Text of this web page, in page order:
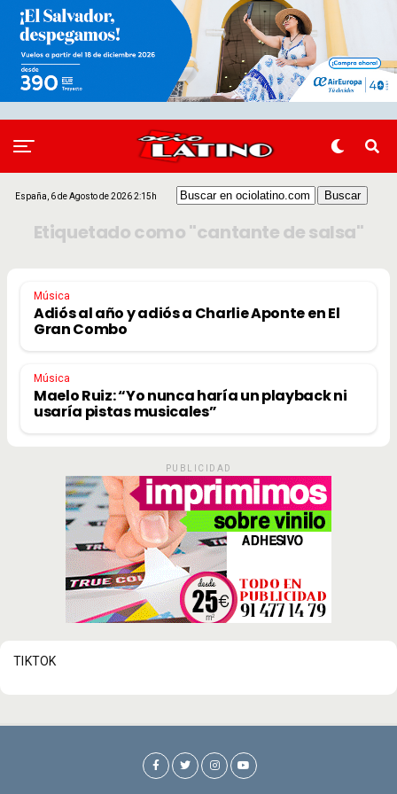
España, 6 de Agosto de 2026 2:15h
Etiquetado como "cantante de salsa"
Música
Adiós al año y adiós a Charlie Aponte en El
Gran Combo
Música
Maelo Ruiz: “Yo nunca haría un playback ni
usaría pistas musicales”
PUBLICIDAD
TIKTOK